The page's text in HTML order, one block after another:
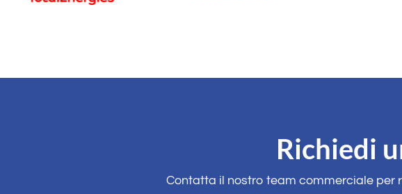
Richiedi
Contatta il nostro team commerciale per